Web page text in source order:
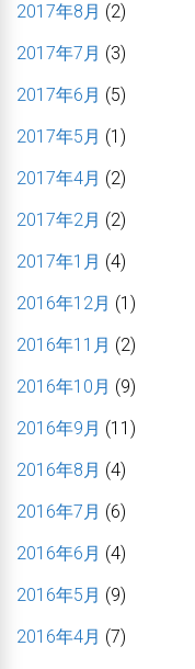
2017年8月 (2)
2017年7月 (3)
2017年6月 (5)
2017年5月 (1)
2017年4月 (2)
2017年2月 (2)
2017年1月 (4)
2016年12月 (1)
2016年11月 (2)
2016年10月 (9)
2016年9月 (11)
2016年8月 (4)
2016年7月 (6)
2016年6月 (4)
2016年5月 (9)
2016年4月 (7)